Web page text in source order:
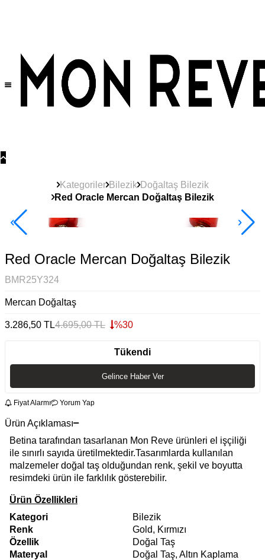
Kategoriler Bilezik Doğaltaş Bilezik
Red Oracle Mercan Doğaltaş Bilezik
2+ Ürüne +%10
Red Oracle Mercan Doğaltaş Bilezik
BMR25Y324
Mercan Doğaltaş
3.286,50 TL4.695,00TL %30
Tükendi
Gelince Haber Ver
Fiyat Alarmı Yorum Yap
Ürün Açıklaması
Betina tarafından tasarlanan Mon Reve ürünleri el işçiliği
ile sınırlı sayıda üretilmektedir.Tasarımlarda kullanılan
malzemeler doğal taş olduğundan renk, şekil ve boyutta
resimdeki ürün ile farklılık gösterebilir.
Ürün Özellikleri
Kategori
Bilezik
Renk
Gold, Kırmızı
Özellik
Doğal Taş
Materyal
Doğal Taş, Altın Kaplama